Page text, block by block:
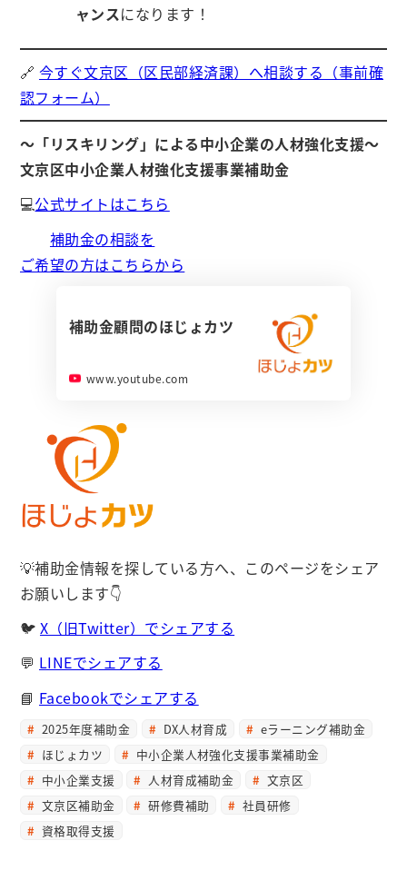
ャンスになります！
🔗 今すぐ文京区（区民部経済課）へ相談する（事前確
認フォーム）
～「リスキリング」による中小企業の人材強化支援～
文京区中小企業人材強化支援事業補助金
💻公式サイトはこちら
補助金の相談を
ご希望の方はこちらから
補助金顧問のほじょカツ
www.youtube.com
💡補助金情報を探している方へ、このページをシェア
お願いします👇
🐦 X（旧Twitter）でシェアする
💬 LINEでシェアする
📘 Facebookでシェアする
2025年度補助金 DX人材育成
eラーニング補助金
ほじょカツ
中小企業人材強化支援事業補助金
中小企業支援
人材育成補助金
文京区
文京区補助金
研修費補助
社員研修
資格取得支援